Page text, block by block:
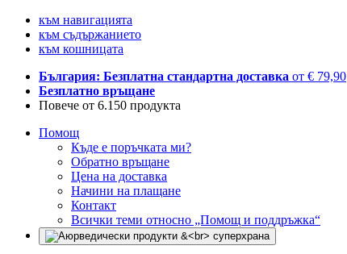
към навигацията
към съдържанието
към кошницата
България: Безплатна стандартна доставка от € 79,90
Безплатно връщане
Повече от 6.150 продукта
Помощ
Къде е поръчката ми?
Обратно връщане
Цена на доставка
Начини на плащане
Контакт
Всички теми относно „Помощ и поддръжка“